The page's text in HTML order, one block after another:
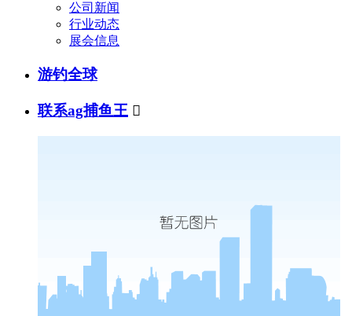
公司新闻
行业动态
展会信息
游钓全球
联系ag捕鱼王 